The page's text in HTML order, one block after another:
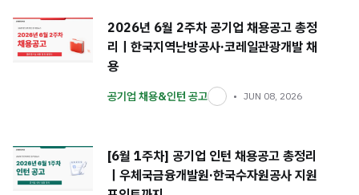
2026년 6월 2주차 공기업 채용공고 총정
리｜한국지역난방공사·코레일관광개발 채
용
공기업 채용&인턴 공고 JUN 08, 2026
[6월 1주차] 공기업 인턴 채용공고 총정리
｜우체국금융개발원·한국수자원공사 지원